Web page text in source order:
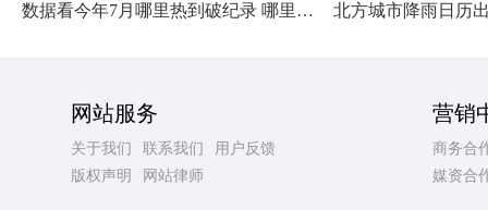
数据看今年7月哪里热到破纪录 哪里暑热连轴转
网站服务
关于我们 联系我们
用户反馈
版权声明
网站律师
营销
商务合
媒资合